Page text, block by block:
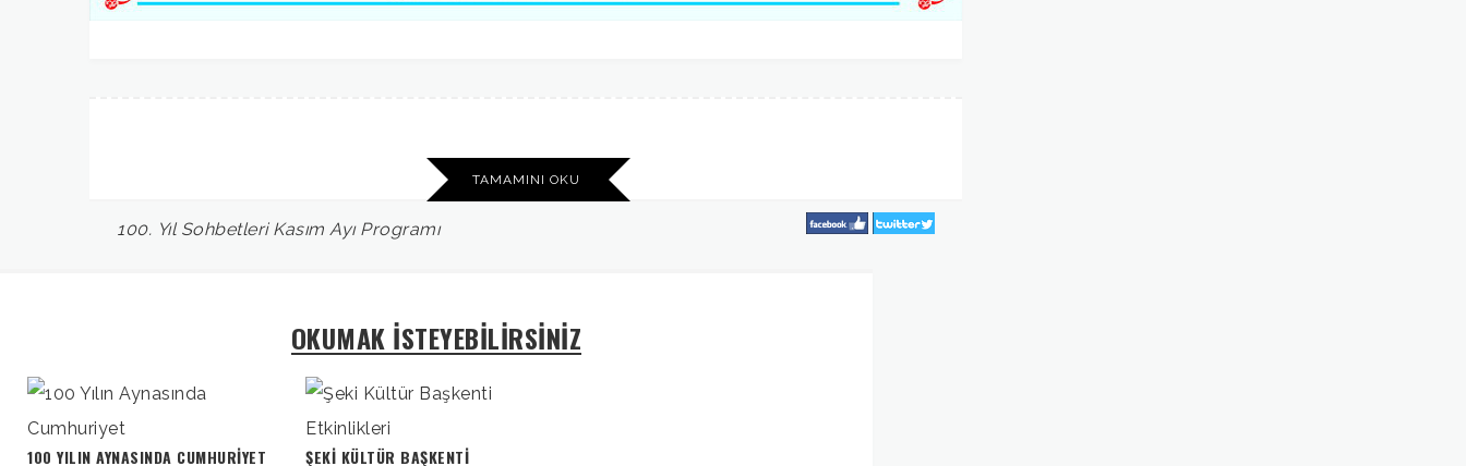
TAMAMINI OKU
100. Yıl Sohbetleri Kasım Ayı Programı
OKUMAK İSTEYEBİLİRSİNİZ
100 YILIN AYNASINDA CUMHURIYET
ŞEKI KÜLTÜR BAŞKENTI